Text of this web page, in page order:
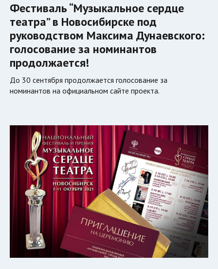
Фестиваль “Музыкальное сердце
театра” в Новосибирске под
руководством Максима Дунаевского:
голосование за номинантов
продолжается!
До 30 сентября продолжается голосование за
номинантов на официальном сайте проекта.